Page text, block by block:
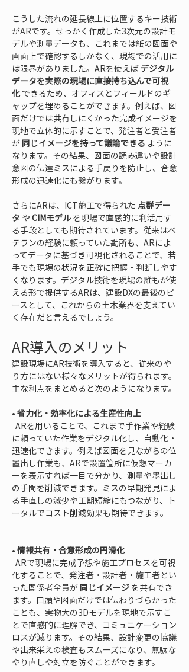
こうした流れの延長線上に位置するキー技術
がARです。せっかく作成した3次元の設計モ
デルや測量データも、これまでは紙の図面や
画面上で確認するしかなく、現場での活用に
は限界がありました。ARを使えば デジタル
データを実際の現場に直接持ち込んで可視
化 できるため、オフィスとフィールドのギ
ャップを埋めることができます。例えば、図
面だけでは共有しにくかった完成イメージを
現地で立体的に示すことで、発注者と受注者
が 同じイメージを持って議論できる ように
なります。その結果、図面の読み違いや設計
意図の伝達ミスによる手戻りを防止し、合意
形成の迅速化にも繋がります。
さらにARは、ICT施工で得られた 点群デー
タ や CIMモデル を現場で直感的に利活用す
る手段としても期待されています。従来はベ
テランの経験に頼っていた勘所も、ARによ
ってデータに基づき可視化されることで、若
手でも現場の状況を正確に把握・判断しやす
くなります。デジタル技術を現場の誰もが使
える形で提供するARは、建設DXの最後のピ
ースとして、これからの土木業界を支えてい
く存在だと言えるでしょう。
AR導入のメリット
建設現場にAR技術を導入すると、従来のや
り方にはない様々なメリットが得られます。
主な利点をまとめると次のようになります。
• 省力化・効率化による生産性向上
に頼っていた作業をデジタル化し、自動化・
迅速化できます。例えば図面を見ながらの位
置出し作業も、ARで設置箇所に仮想マーカ
ーを表示すれば一目で分かり、測量や墨出し
の手間を削減できます。ミスの早期発見によ
る手直しの減少や工期短縮にもつながり、ト
ータルでコスト削減効果も期待できます。
• 情報共有・合意形成の円滑化
化することで、発注者・設計者・施工者とい
った関係者全員が 同じイメージ を共有でき
ます。口頭や図面だけでは伝わりづらかった
ことも、実物大の3Dモデルを現地で示すこ
とで直感的に理解でき、コミュニケーション
ロスが減ります。その結果、設計変更の協議
や出来栄えの検査もスムーズになり、無駄な
やり直しや対立を防ぐことができます。